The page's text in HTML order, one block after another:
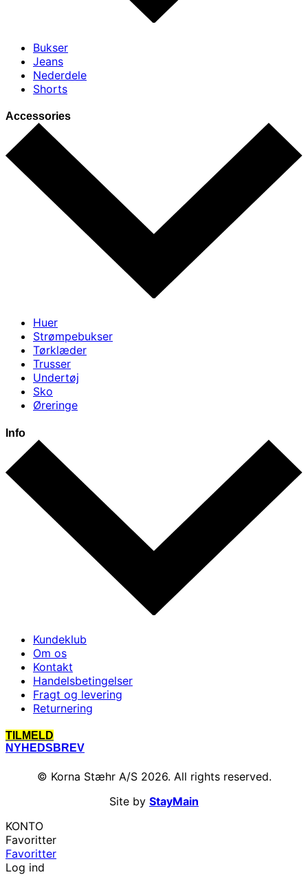
Bukser
Jeans
Nederdele
Shorts
Accessories
Huer
Strømpebukser
Tørklæder
Trusser
Undertøj
Sko
Øreringe
Info
Kundeklub
Om os
Kontakt
Handelsbetingelser
Fragt og levering
Returnering
TILMELD
NYHEDSBREV
© Korna Stæhr A/S 2026. All rights reserved.
Site by StayMain
KONTO
Favoritter
Favoritter
Log ind